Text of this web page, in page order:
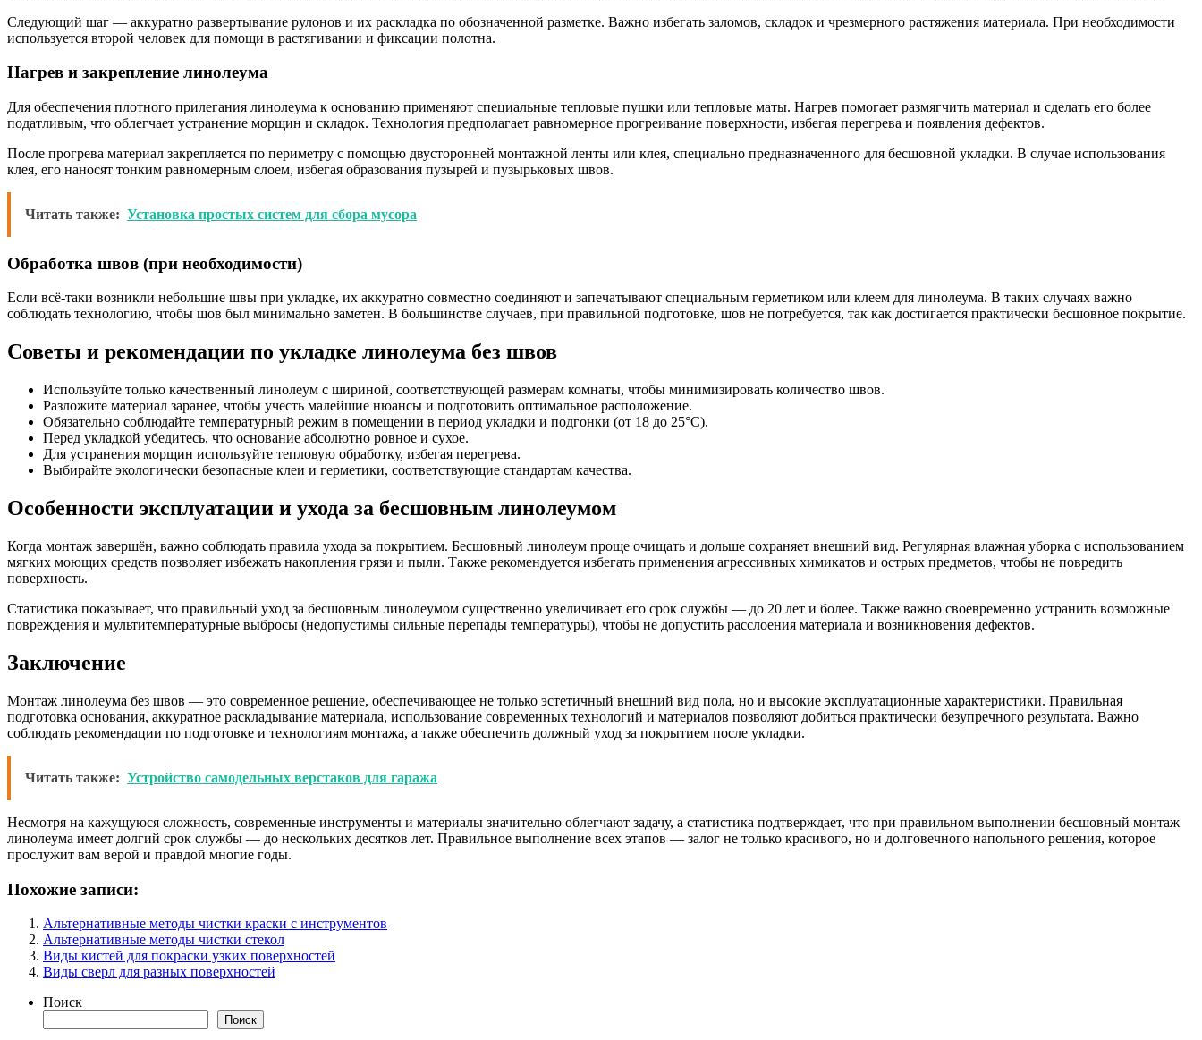
Следующий шаг — аккуратно развертывание рулонов и их раскладка по обозначенной разметке. Важно избегать заломов, складок и чрезмерного растяжения материала. При необходимости
используется второй человек для помощи в растягивании и фиксации полотна.
Нагрев и закрепление линолеума
Для обеспечения плотного прилегания линолеума к основанию применяют специальные тепловые пушки или тепловые маты. Нагрев помогает размягчить материал и сделать его более
податливым, что облегчает устранение морщин и складок. Технология предполагает равномерное прогреивание поверхности, избегая перегрева и появления дефектов.
После прогрева материал закрепляется по периметру с помощью двусторонней монтажной ленты или клея, специально предназначенного для бесшовной укладки. В случае использования
клея, его наносят тонким равномерным слоем, избегая образования пузырей и пузырьковых швов.
Читать также: Установка простых систем для сбора мусора
Обработка швов (при необходимости)
Если всё-таки возникли небольшие швы при укладке, их аккуратно совместно соединяют и запечатывают специальным герметиком или клеем для линолеума. В таких случаях важно
соблюдать технологию, чтобы шов был минимально заметен. В большинстве случаев, при правильной подготовке, шов не потребуется, так как достигается практически бесшовное покрытие.
Советы и рекомендации по укладке линолеума без швов
Используйте только качественный линолеум с шириной, соответствующей размерам комнаты, чтобы минимизировать количество швов.
Разложите материал заранее, чтобы учесть малейшие нюансы и подготовить оптимальное расположение.
Обязательно соблюдайте температурный режим в помещении в период укладки и подгонки (от 18 до 25°C).
Перед укладкой убедитесь, что основание абсолютно ровное и сухое.
Для устранения морщин используйте тепловую обработку, избегая перегрева.
Выбирайте экологически безопасные клеи и герметики, соответствующие стандартам качества.
Особенности эксплуатации и ухода за бесшовным линолеумом
Когда монтаж завершён, важно соблюдать правила ухода за покрытием. Бесшовный линолеум проще очищать и дольше сохраняет внешний вид. Регулярная влажная уборка с использованием
мягких моющих средств позволяет избежать накопления грязи и пыли. Также рекомендуется избегать применения агрессивных химикатов и острых предметов, чтобы не повредить
поверхность.
Статистика показывает, что правильный уход за бесшовным линолеумом существенно увеличивает его срок службы — до 20 лет и более. Также важно своевременно устранить возможные
повреждения и мультитемпературные выбросы (недопустимы сильные перепады температуры), чтобы не допустить расслоения материала и возникновения дефектов.
Заключение
Монтаж линолеума без швов — это современное решение, обеспечивающее не только эстетичный внешний вид пола, но и высокие эксплуатационные характеристики. Правильная
подготовка основания, аккуратное раскладывание материала, использование современных технологий и материалов позволяют добиться практически безупречного результата. Важно
соблюдать рекомендации по подготовке и технологиям монтажа, а также обеспечить должный уход за покрытием после укладки.
Читать также: Устройство самодельных верстаков для гаража
Несмотря на кажущуюся сложность, современные инструменты и материалы значительно облегчают задачу, а статистика подтверждает, что при правильном выполнении бесшовный монтаж
линолеума имеет долгий срок службы — до нескольких десятков лет. Правильное выполнение всех этапов — залог не только красивого, но и долговечного напольного решения, которое
прослужит вам верой и правдой многие годы.
Похожие записи:
Альтернативные методы чистки краски с инструментов
Альтернативные методы чистки стекол
Виды кистей для покраски узких поверхностей
Виды сверл для разных поверхностей
Поиск
Поиск